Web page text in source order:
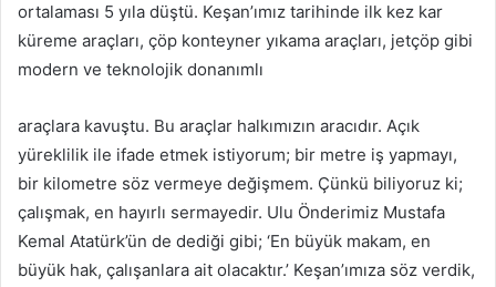
ortalaması 5 yıla düştü. Keşan’ımız tarihinde ilk kez kar
küreme araçları, çöp konteyner yıkama araçları, jetçöp gibi
modern ve teknolojik donanımlı
araçlara kavuştu. Bu araçlar halkımızın aracıdır. Açık
yüreklilik ile ifade etmek istiyorum; bir metre iş yapmayı,
bir kilometre söz vermeye değişmem. Çünkü biliyoruz ki;
çalışmak, en hayırlı sermayedir. Ulu Önderimiz Mustafa
Kemal Atatürk’ün de dediği gibi; ‘En büyük makam, en
büyük hak, çalışanlara ait olacaktır.’ Keşan’ımıza söz verdik,